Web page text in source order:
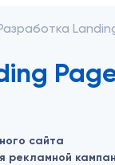
сайта
рекламной